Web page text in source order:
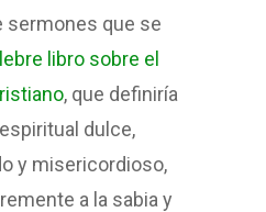
sermones que se
libro sobre el
, que definiría
dulce,
y misericordioso,
a la sabia y